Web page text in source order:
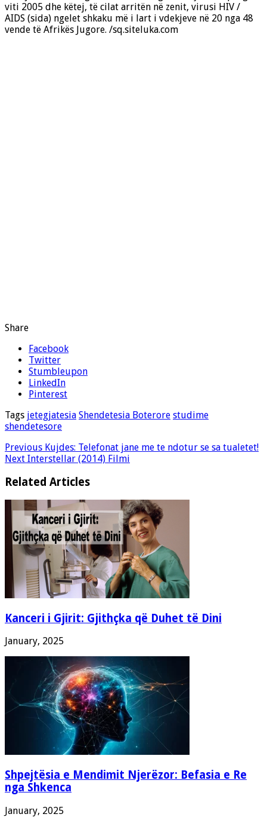
viti 2005 dhe këtej, të cilat arritën në zenit, virusi HIV /
AIDS (sida) ngelet shkaku më i lart i vdekjeve në 20 nga 48
vende të Afrikës Jugore. /sq.siteluka.com
Share
Facebook
Twitter
Stumbleupon
LinkedIn
Pinterest
Tags jetegjatesia Shendetesia Boterore studime
shendetesore
Previous Kujdes: Telefonat jane me te ndotur se sa tualetet!
Next Interstellar (2014) Filmi
Related Articles
Kanceri i Gjirit: Gjithçka që Duhet të Dini
January, 2025
Shpejtësia e Mendimit Njerëzor: Befasia e Re
nga Shkenca
January, 2025